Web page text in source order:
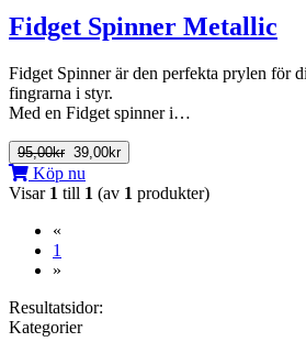
Fidget Spinner Metallic
Fidget Spinner är den perfekta prylen för
fingrarna i styr.
Med en Fidget spinner i…
95,00kr 39,00kr
Köp nu
Visar 1 till 1 (av 1 produkter)
«
1
»
Resultatsidor:
Kategorier